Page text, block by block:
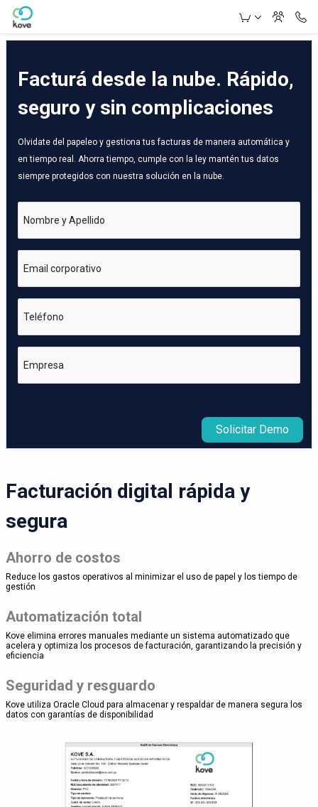
Skip to Main Content
Facturá desde la nube. Rápido,
seguro y sin complicaciones
Olvidate del papeleo y gestiona tus facturas de manera automática y
en tiempo real. Ahorra tiempo, cumple con la ley mantén tus datos
siempre protegidos con nuestra solución en la nube.
Nombre y Apellido
Email corporativo
Teléfono
Empresa
Solicitar Demo
Facturación digital rápida y
segura
Ahorro de costos
Reduce los gastos operativos al minimizar el uso de papel y los tiempo de
gestión
Automatización total
Kove elimina errores manuales mediante un sistema automatizado que
acelera y optimiza los procesos de facturación, garantizando la precisión y
eficiencia
Seguridad y resguardo
Kove utiliza Oracle Cloud para almacenar y respaldar de manera segura los
datos con garantías de disponibilidad